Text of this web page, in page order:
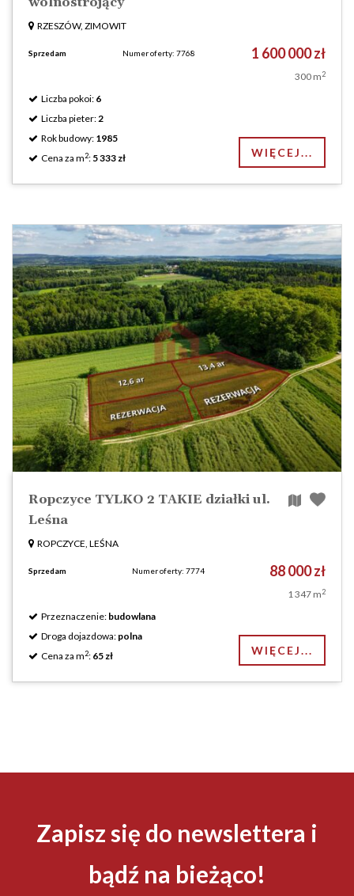
RZESZÓW, ZIMOWIT
Sprzedam Numer oferty: 7768 1 600 000 zł
300 m2
Liczba pokoi: 6
Liczba pieter:2
Rok budowy: 1985
Cena za m2: 5 333 zł WIĘCEJ...
Ropczyce TYLKO 2 TAKIE działki ul.
Leśna
ROPCZYCE, LEŚNA
Sprzedam Numer oferty: 7774 88 000 zł
1 347 m2
Przeznaczenie: budowlana
Droga dojazdowa: polna
Cena za m2: 65 zł WIĘCEJ...
Zapisz się do newslettera i
bądź na bieżąco!